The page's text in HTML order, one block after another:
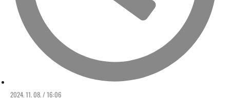
2024. 11. 08. / 16:06